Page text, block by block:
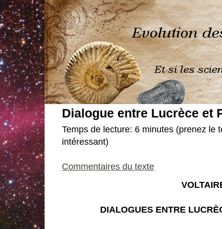
Dialogue entre Lucrèce et
Temps de lecture: 6 minutes (prenez le
intéressant)
Commentaires du texte
DIALOGUES ENTRE